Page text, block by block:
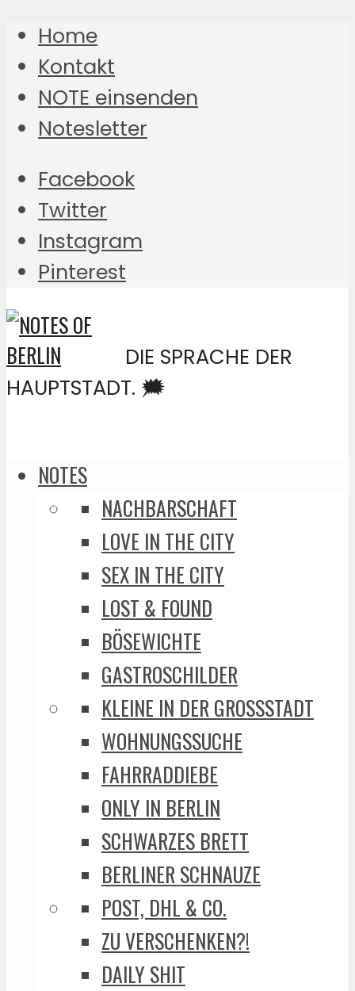
Home
Kontakt
NOTE einsenden
Notesletter
Facebook
Twitter
Instagram
Pinterest
DIE SPRACHE DER
HAUPTSTADT. 🗯️
NOTES
NACHBARSCHAFT
LOVE IN THE CITY
SEX IN THE CITY
LOST & FOUND
BÖSEWICHTE
GASTROSCHILDER
KLEINE IN DER GROSSSTADT
WOHNUNGSSUCHE
FAHRRADDIEBE
ONLY IN BERLIN
SCHWARZES BRETT
BERLINER SCHNAUZE
POST, DHL & CO.
ZU VERSCHENKEN?!
DAILY SHIT